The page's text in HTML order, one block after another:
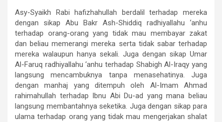
Asy-Syaikh Rabi hafizhahullah berdalil terhadap mereka
dengan sikap Abu Bakr Ash-Shiddiq radhiyallahu ‘anhu
terhadap orang-orang yang tidak mau membayar zakat
dan beliau memerangi mereka serta tidak sabar terhadap
mereka walaupun hanya sekali. Juga dengan sikap Umar
Al-Faruq radhiyallahu ‘anhu terhadap Shabigh Al-Iraqy yang
langsung mencambuknya tanpa menasehatinya. Juga
dengan manhaj yang ditempuh oleh Al-Imam Ahmad
rahimahullah terhadap Ibnu Abi Du-ad yang mana beliau
langsung membantahnya seketika. Juga dengan sikap para
ulama terhadap orang yang tidak mau mengerjakan shalat